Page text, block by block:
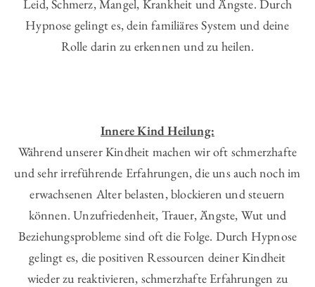
Leid, Schmerz, Mangel, Krankheit und Ängste. Durch
Hypnose gelingt es, dein familiäres System und deine
Rolle darin zu erkennen und zu heilen.
Innere Kind Heilung:
Während unserer Kindheit machen wir oft schmerzhafte
und sehr irreführende Erfahrungen, die uns auch noch im
erwachsenen Alter belasten, blockieren und steuern
können. Unzufriedenheit, Trauer, Ängste, Wut und
Beziehungsprobleme sind oft die Folge. Durch Hypnose
gelingt es, die positiven Ressourcen deiner Kindheit
wieder zu reaktivieren, schmerzhafte Erfahrungen zu